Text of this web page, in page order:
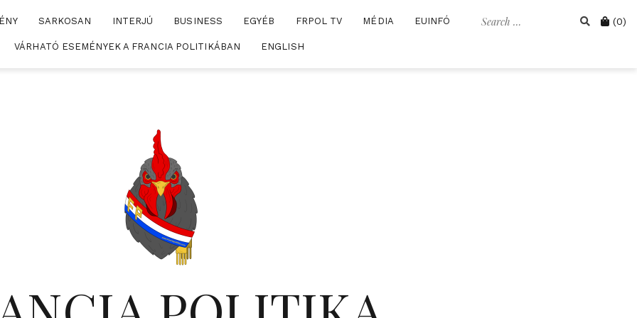
Search Cart
(0)
SARKOSAN INTERJÚ BUSINESS EGYÉB FRPOL TV MÉDIA EUINFÓ
VÁRHATÓ ESEMÉNYEK A FRANCIA POLITIKÁBAN ENGLISH